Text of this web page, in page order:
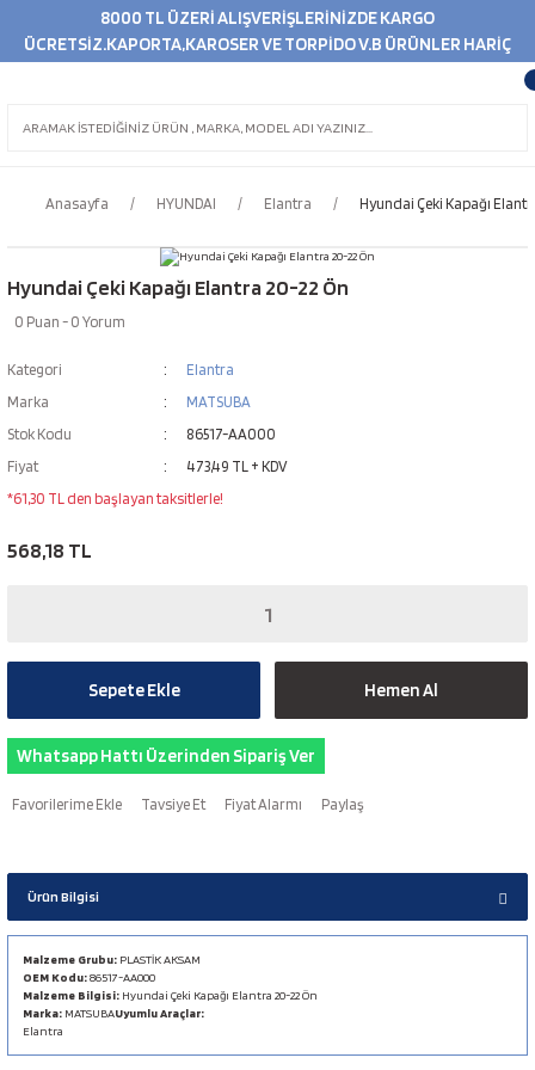
8000 TL ÜZERİ ALIŞVERİŞLERİNİZDE KARGO
ÜCRETSİZ.KAPORTA,KAROSER VE TORPİDO V.B ÜRÜNLER HARİÇ
Anasayfa HYUNDAI Elantra Hyundai Çeki Kapağı
Hyundai Çeki Kapağı Elantra 20-22 Ön
0 Puan - 0 Yorum
Kategori
Elantra
Marka
MATSUBA
Stok Kodu
86517-AA000
Fiyat
473,49 TL + KDV
*61,30 TL den başlayan taksitlerle!
568,18 TL
Sepete Ekle Hemen Al
Whatsapp Hattı Üzerinden Sipariş Ver
Tavsiye Et Fiyat Alarmı Paylaş
Ürün Bilgisi
Malzeme Grubu: PLASTİK AKSAM
OEM Kodu:86517-AA000
Malzeme Bilgisi: Hyundai Çeki Kapağı Elantra 20-22 Ön
Marka: MATSUBAUyumlu Araçlar:
Elantra